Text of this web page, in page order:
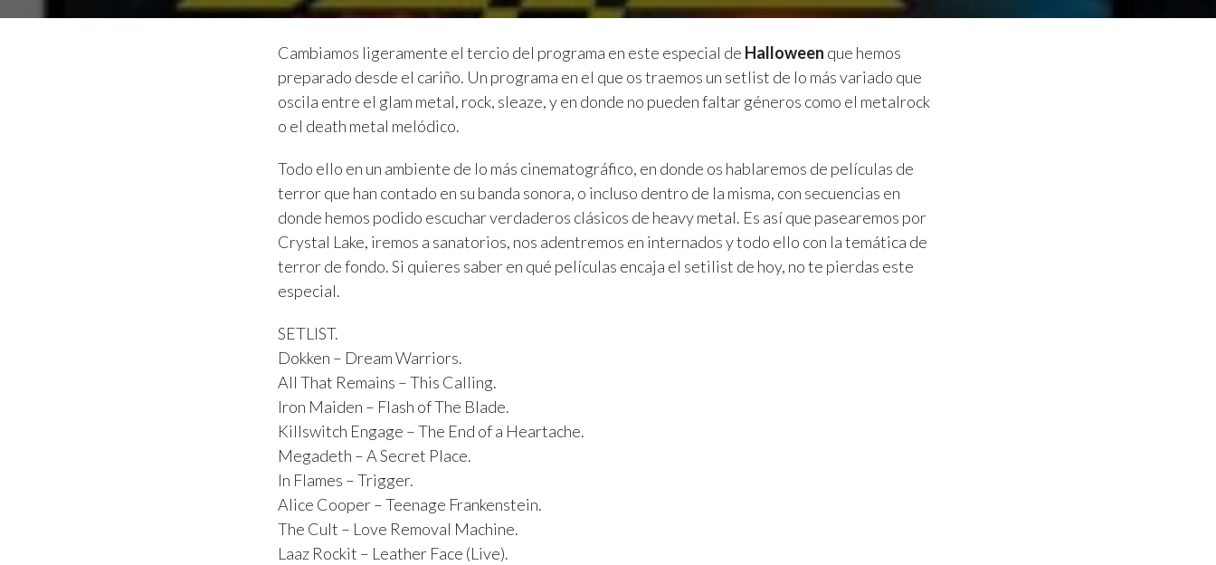
Cambiamos ligeramente el tercio del programa en este especial de Halloween que hemos
preparado desde el cariño. Un programa en el que os traemos un setlist de lo más variado que
oscila entre el glam metal, rock, sleaze, y en donde no pueden faltar géneros como el metalrock
o el death metal melódico.
Todo ello en un ambiente de lo más cinematográfico, en donde os hablaremos de películas de
terror que han contado en su banda sonora, o incluso dentro de la misma, con secuencias en
donde hemos podido escuchar verdaderos clásicos de heavy metal. Es así que pasearemos por
Crystal Lake, iremos a sanatorios, nos adentremos en internados y todo ello con la temática de
terror de fondo. Si quieres saber en qué películas encaja el setilist de hoy, no te pierdas este
especial.
SETLIST.
Dokken – Dream Warriors.
All That Remains – This Calling.
Iron Maiden – Flash of The Blade.
Killswitch Engage – The End of a Heartache.
Megadeth – A Secret Place.
In Flames – Trigger.
Alice Cooper – Teenage Frankenstein.
The Cult – Love Removal Machine.
Laaz Rockit – Leather Face (Live).